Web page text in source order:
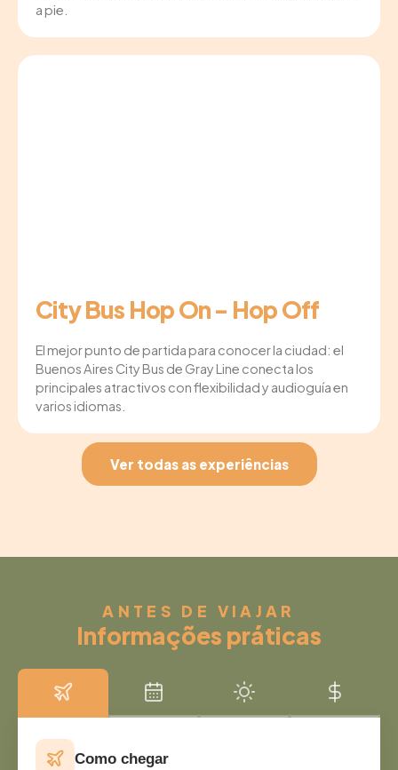
a pie.
City Bus Hop On - Hop Off
El mejor punto de partida para conocer la ciudad: el
Buenos Aires City Bus de Gray Line conecta los
principales atractivos con flexibilidad y audioguía en
varios idiomas.
Ver todas as experiências
ANTES DE VIAJAR
Informações práticas
Como chegar